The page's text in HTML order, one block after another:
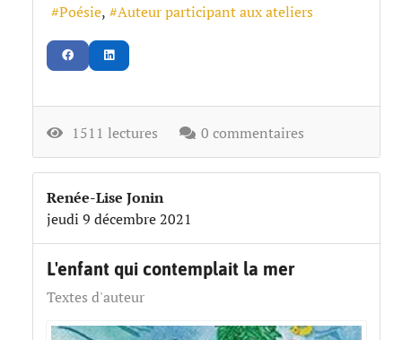
Poésie
Auteur participant aux ateliers
1511 lectures 0 commentaires
Renée-Lise Jonin
jeudi 9 décembre 2021
​L'enfant qui contemplait la mer
Textes d'auteur